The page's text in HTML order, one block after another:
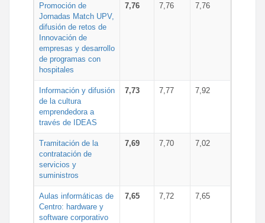
Promoción de
Jornadas Match UPV,
difusión de retos de
Innovación de
empresas y desarrollo
de programas con
hospitales
7,76 7,76 7,76
Información y difusión
de la cultura
emprendedora a
través de IDEAS
7,73 7,77 7,92
Tramitación de la
contratación de
servicios y
suministros
7,69 7,70 7,02
Aulas informáticas de
Centro: hardware y
software corporativo
7,65 7,72 7,65